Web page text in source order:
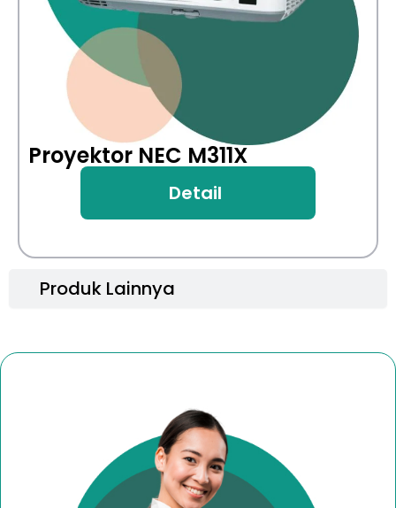
Produk Lainnya
Proyektor NEC M311X
Detail